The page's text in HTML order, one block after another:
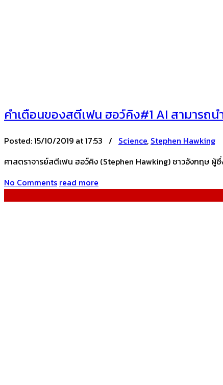
คำเตือนของสตีเฟน ฮอว์คิง#1 AI สามารถ
Posted:15/10/2019 at 17:53 / Science, Stephen Hawking
ศาสตราจารย์สตีเฟน ฮอว์คิง (Stephen Hawking) ชาวอังกฤษ
No Comments read more